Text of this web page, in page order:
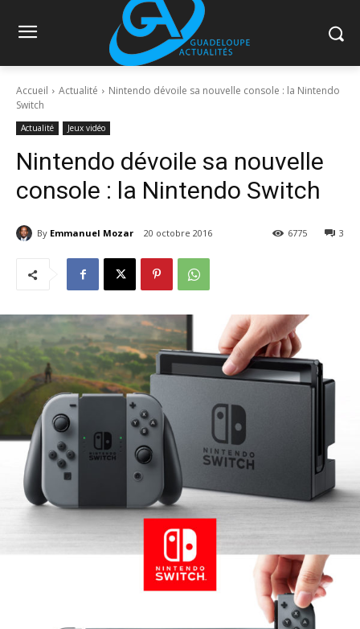
Accueil Actualité
Nintendo dévoile sa nouvelle console : la Nintendo
Switch
Actualité Jeux vidéo
Nintendo dévoile sa nouvelle
console : la Nintendo Switch
By Emmanuel Mozar 20 octobre 2016 3
6775